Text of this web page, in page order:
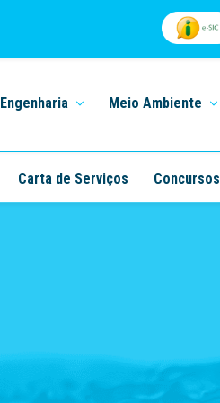
Engenharia Meio Ambiente
Carta de Serviços Concursos